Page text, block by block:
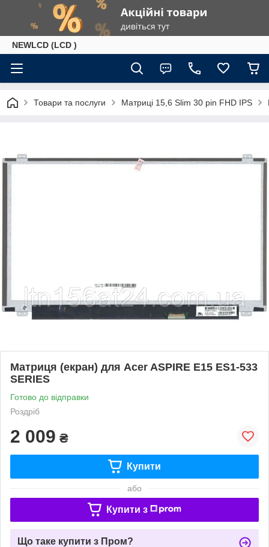
NEWLCD (LCD )
Товари та послуги Матриці 15,6 Slim 30 pin FHD IPS
Матриця (екран) для Acer ASPIRE E15 ES1-533
SERIES
Готово до відправки
Роздріб
2 009 ₴
Купити
або
Купити з
Що таке купити з Пром?